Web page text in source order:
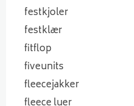
festkjoler
festklær
fitflop
fiveunits
fleecejakker